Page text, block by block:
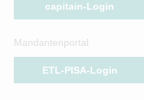
capitain-Login
Mandantenportal
ETL-PISA-Login